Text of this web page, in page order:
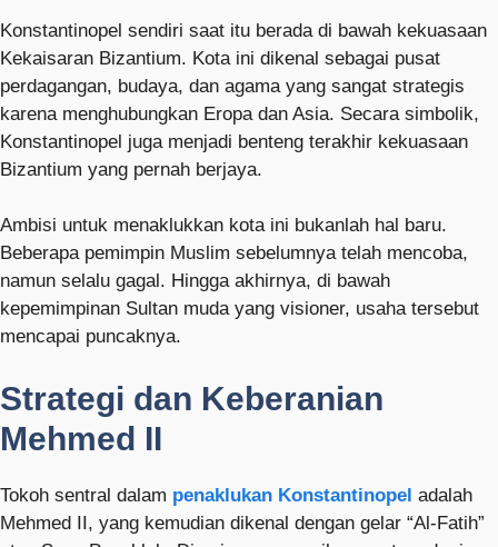
Konstantinopel sendiri saat itu berada di bawah kekuasaan
Kekaisaran Bizantium. Kota ini dikenal sebagai pusat
perdagangan, budaya, dan agama yang sangat strategis
karena menghubungkan Eropa dan Asia. Secara simbolik,
Konstantinopel juga menjadi benteng terakhir kekuasaan
Bizantium yang pernah berjaya.
Ambisi untuk menaklukkan kota ini bukanlah hal baru.
Beberapa pemimpin Muslim sebelumnya telah mencoba,
namun selalu gagal. Hingga akhirnya, di bawah
kepemimpinan Sultan muda yang visioner, usaha tersebut
mencapai puncaknya.
Strategi dan Keberanian
Mehmed II
Tokoh sentral dalam penaklukan Konstantinopel adalah
Mehmed II, yang kemudian dikenal dengan gelar “Al-Fatih”